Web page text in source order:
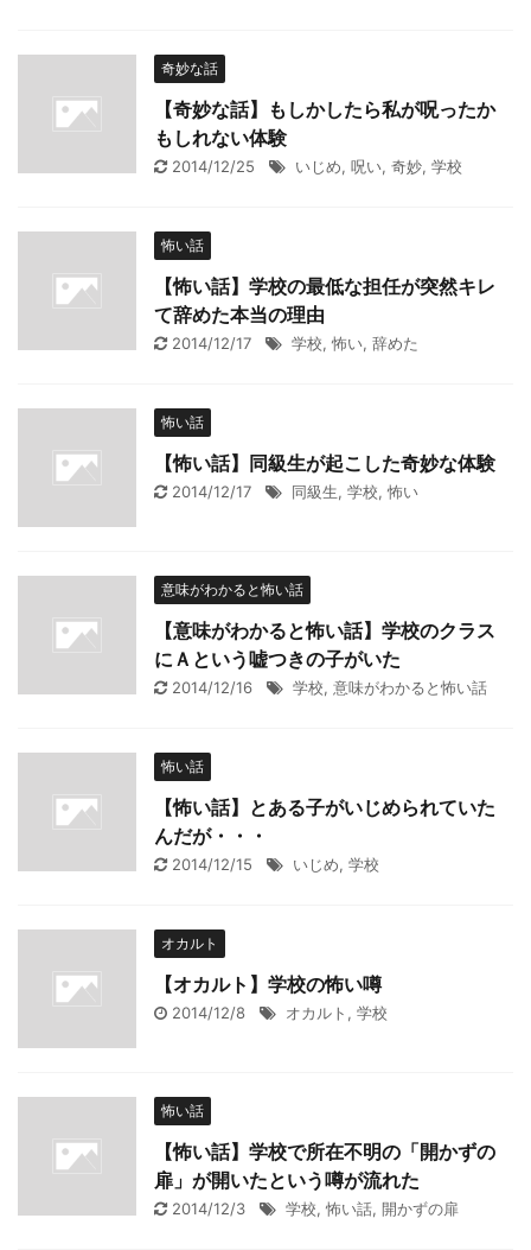
奇妙な話
【奇妙な話】もしかしたら私が呪ったか
もしれない体験
2014/12/25 いじめ, 呪い, 奇妙, 学校
怖い話
【怖い話】学校の最低な担任が突然キレ
て辞めた本当の理由
2014/12/17 学校, 怖い, 辞めた
怖い話
【怖い話】同級生が起こした奇妙な体験
2014/12/17 同級生, 学校, 怖い
意味がわかると怖い話
【意味がわかると怖い話】学校のクラス
にＡという嘘つきの子がいた
2014/12/16 学校, 意味がわかると怖い話
怖い話
【怖い話】とある子がいじめられていた
んだが・・・
2014/12/15 いじめ, 学校
オカルト
【オカルト】学校の怖い噂
2014/12/8 オカルト , 学校
怖い話
【怖い話】学校で所在不明の「開かずの
扉」が開いたという噂が流れた
2014/12/3 学校, 怖い話, 開かずの扉